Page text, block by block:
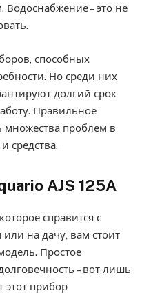
– это не
способных
Но среди них
долгий срок
Правильное
множества проблем в
средства.
AJS 125A
справится с
на дачу, вам стоит
Простое
– вот лишь
этот прибор